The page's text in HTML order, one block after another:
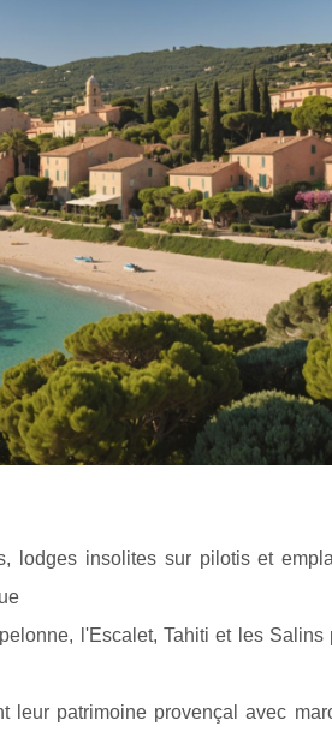
lodges insolites sur pilotis et
l'Escalet, Tahiti et les Salins
leur patrimoine provençal avec